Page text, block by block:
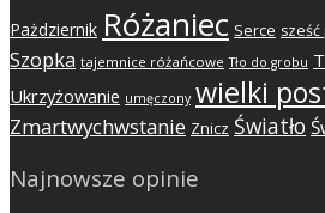
Pażdziernik Różaniec Serce
Szopka tajemnice różańcowe Tło do grobu
Ukrzyżowanie umęczony wielki
Zmartwychwstanie Znicz Światło
Najnowsze opinie